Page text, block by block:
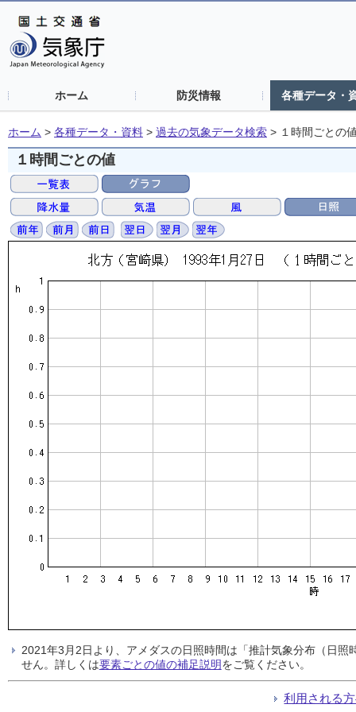
ホーム 防災情報 各種データ・
ホーム > 各種データ・資料 > 過去の気象データ検索 > １時間ごとの
１時間ごとの値
2021年3月2日より、アメダスの日照時間は「推計気象分布（日
せん。詳しくは要素ごとの値の補足説明をご覧ください。
利用される